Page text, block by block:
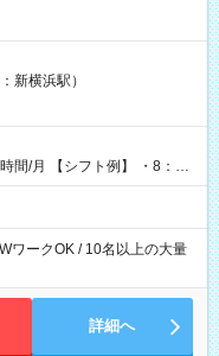
に現金GET♪ お仕事後はコ
【試用期間】試
新横浜駅）
・8：00
ワークOK / 10名以上の大量
詳細へ